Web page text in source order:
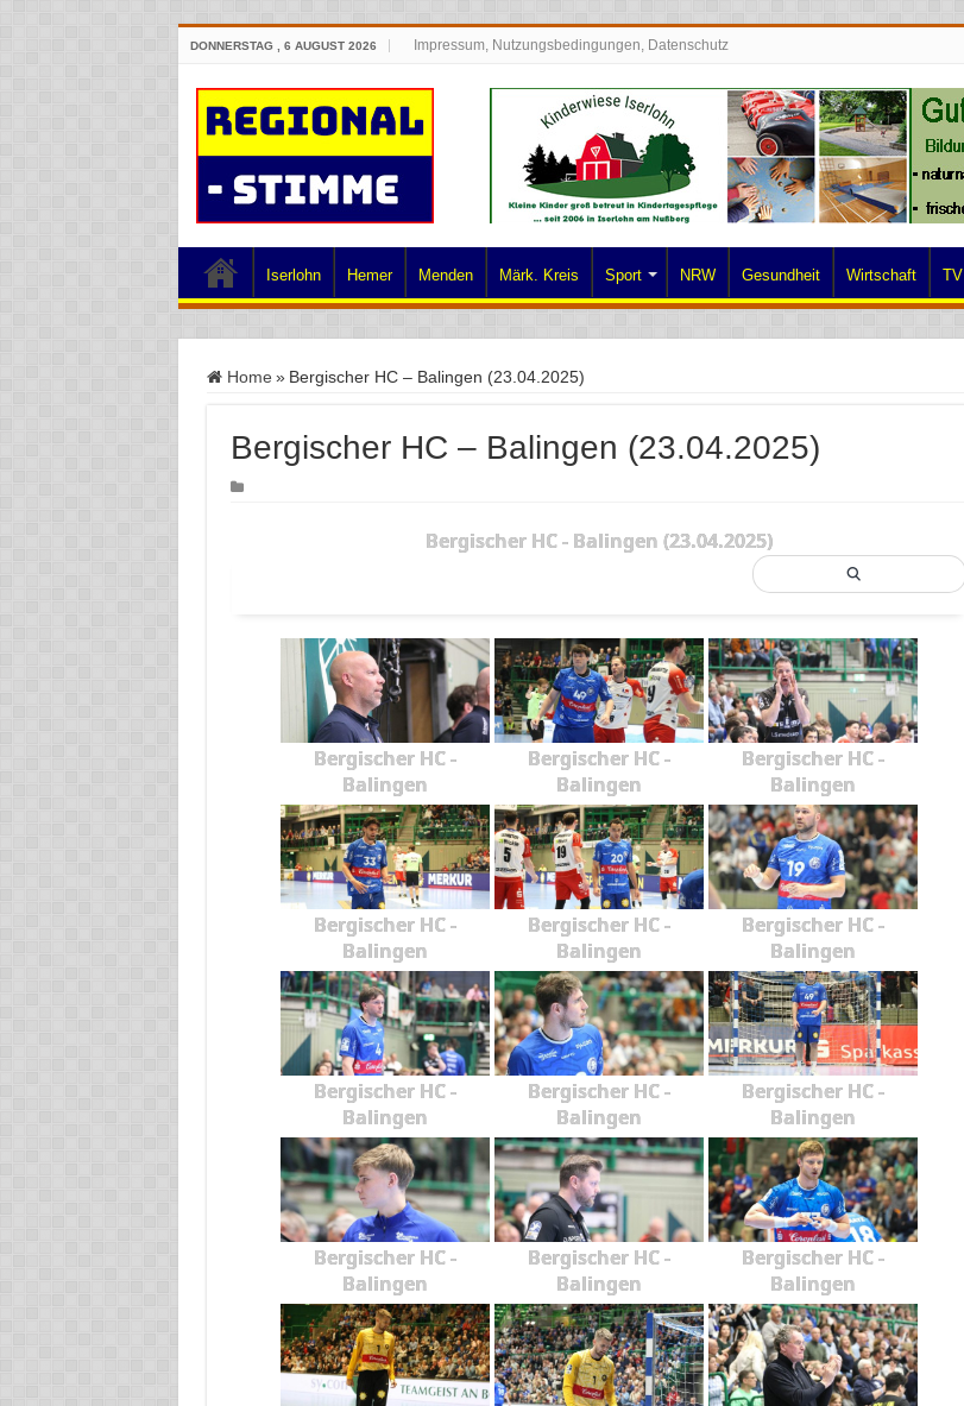
DONNERSTAG , 6 AUGUST 2026 Impressum, Nutzungsbedingungen, Datenschutz
Iserlohn Hemer Menden Märk. Kreis Sport NRW Gesundheit Wirtschaft TV
Home » Bergischer HC – Balingen (23.04.2025)
Bergischer HC – Balingen (23.04.2025)
Bergischer HC - Balingen (23.04.2025)
Bergischer HC -
Balingen
Bergischer HC -
Balingen
Bergischer HC -
Balingen
Bergischer HC -
Balingen
Bergischer HC -
Balingen
Bergischer HC -
Balingen
Bergischer HC -
Balingen
Bergischer HC -
Balingen
Bergischer HC -
Balingen
Bergischer HC -
Balingen
Bergischer HC -
Balingen
Bergischer HC -
Balingen